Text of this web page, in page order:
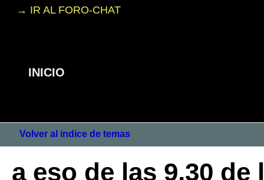
→ IR AL FORO-CHAT
INICIO
Volver al indice de temas
a eso de las 9,30